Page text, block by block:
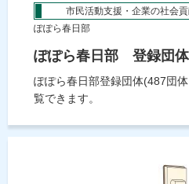
市民活動支援・企業の社会
ぽぽら春日部
ぽぽら春日部 登録団
ぽぽら春日部登録団体(487団
覧できます。